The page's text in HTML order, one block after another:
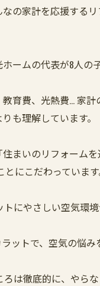
の家計を応援する
ームの代表が8人の
育費、光熱費… 家
も理解しています。
まいのリフォーム
にこだわっています
トにやさしい空気環
ラットで、空気の悩
ろは徹底的に、やら